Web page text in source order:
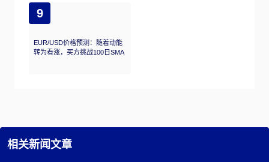
9
EUR/USD价格预测：随着动能
转为看涨，买方挑战100日SMA
相关新闻文章